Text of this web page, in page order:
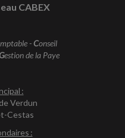
CABEX
-Conseil
estion de la Paye
:
Verdun
Cestas
: